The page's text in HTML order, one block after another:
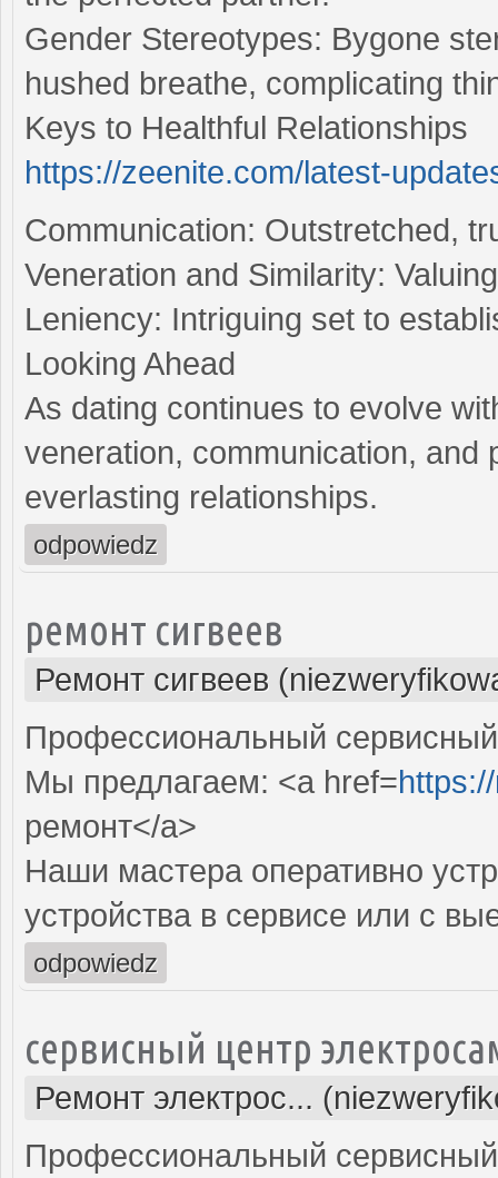
Gender Stereotypes: Bygone
hushed breathe, complicating
Keys to Healthful Relationships
https://zeenite.com/latest-
Communication: Outstretched,
Veneration and Similarity:
Leniency: Intriguing set to
Looking Ahead
As dating continues to evolve
veneration, communication, and
everlasting relationships.
odpowiedz
ремонт сигвеев
Ремонт сигвеев
Профессиональный
Мы предлагаем: <a href=
ремонт</a>
Наши мастера оперативно
устройства в сервисе или с
odpowiedz
сервисный центр
Ремонт электрос...
Профессиональный